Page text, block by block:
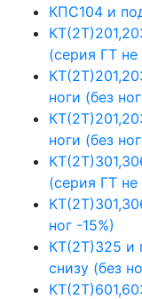
КПС104 и
(серия ГТ
ноги (без
ноги (без
(серия ГТ
ног -15%)
КТ(2Т)325 и
снизу (без